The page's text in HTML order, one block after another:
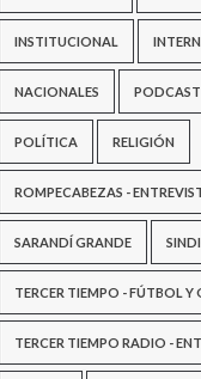
INSTITUCIONAL
NACIONALES PODCAST
POLÍTICA RELIGIÓN
ROMPECABEZAS -
SARANDÍ GRANDE
TERCER TIEMPO - FÚTBOL Y
TERCER TIEMPO RADIO -